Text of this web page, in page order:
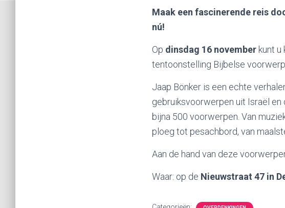
Maak een fascinerende reis
nú!
Op dinsdag 16 november kunt
tentoonstelling Bijbelse
Jaap Bönker is een echte
gebruiksvoorwerpen uit Israël
bijna 500 voorwerpen. Van
ploeg tot pesachbord, van
Aan de hand van deze
Waar: op de Nieuwstraat 47 in